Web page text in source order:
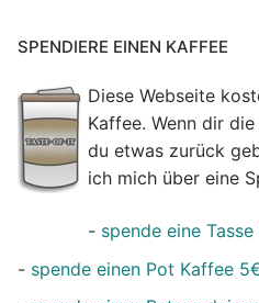
SPENDIERE EINEN KAFFEE
Diese Webseite
Kaffee. Wenn dir
du etwas zurück
ich mich über eine
- spende eine
- spende einen Pot Kaffee